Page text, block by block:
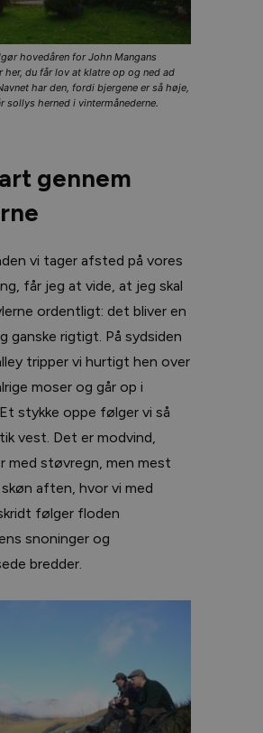
hovedåren for John Mangans
her, du får lov at klatre op og ned ad
har den, fordi bjergene er så høje,
sollys herned i vintermånederne.
gennem
vi tager afsted på vores
får jeg at vide, at jeg skal
ordentligt: det bliver en
ganske rigtigt. På sydsiden
tripper vi hurtigt hen over
moser og går op i
stykke oppe følger vi så
vest. Det er modvind,
med støvregn, men mest
aften, hvor vi med
følger floden
snoninger og
bredder.